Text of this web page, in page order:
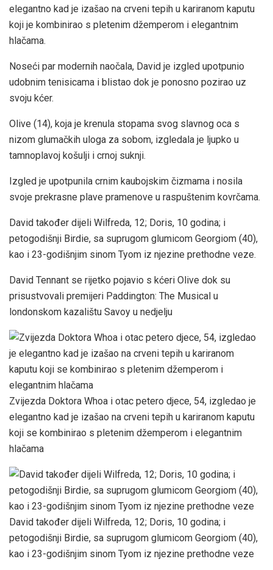
elegantno kad je izašao na crveni tepih u kariranom kaputu
koji je kombinirao s pletenim džemperom i elegantnim
hlačama.
Noseći par modernih naočala, David je izgled upotpunio
udobnim tenisicama i blistao dok je ponosno pozirao uz
svoju kćer.
Olive (14), koja je krenula stopama svog slavnog oca s
nizom glumačkih uloga za sobom, izgledala je ljupko u
tamnoplavoj košulji i crnoj suknji.
Izgled je upotpunila crnim kaubojskim čizmama i nosila
svoje prekrasne plave pramenove u raspuštenim kovrčama.
David također dijeli Wilfreda, 12; Doris, 10 godina; i
petogodišnji Birdie, sa suprugom glumicom Georgiom (40),
kao i 23-godišnjim sinom Tyom iz njezine prethodne veze.
David Tennant se rijetko pojavio s kćeri Olive dok su
prisustvovali premijeri Paddington: The Musical u
londonskom kazalištu Savoy u nedjelju
Zvijezda Doktora Whoa i otac petero djece, 54, izgledao je
elegantno kad je izašao na crveni tepih u kariranom kaputu
koji se kombinirao s pletenim džemperom i elegantnim
hlačama
David također dijeli Wilfreda, 12; Doris, 10 godina; i
petogodišnji Birdie, sa suprugom glumicom Georgiom (40),
kao i 23-godišnjim sinom Tyom iz njezine prethodne veze